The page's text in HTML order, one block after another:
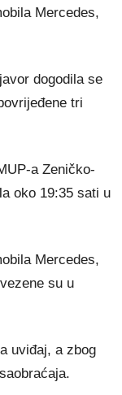
Mercedes,
dogodila se
tri
a Zeničko-
oko 19:35 sati u
Mercedes,
su u
uviđaj, a zbog